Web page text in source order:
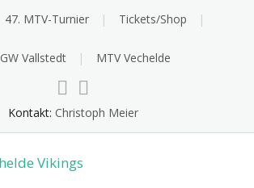
47. MTV-Turnier Tickets/Shop
GW Vallstedt MTV Vechelde
Kontakt: Christoph Meier